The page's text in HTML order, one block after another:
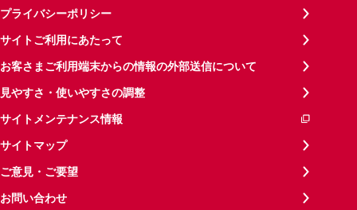
プライバシーポリシー
サイトご利用にあたって
お客さまご利用端末からの情報の外部送信について
見やすさ・使いやすさの調整
サイトメンテナンス情報
サイトマップ
ご意見・ご要望
お問い合わせ